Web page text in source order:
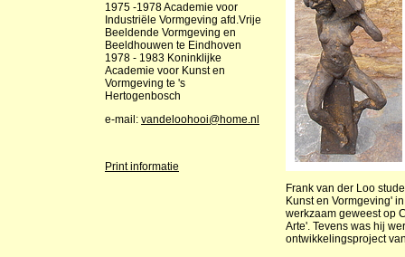
1975 -1978 Academie voor
Industriële Vormgeving afd.Vrije
Beeldende Vormgeving en
Beeldhouwen te Eindhoven
1978 - 1983 Koninklijke
Academie voor Kunst en
Vormgeving te 's
Hertogenbosch
e-mail: vandeloohooi@home.nl
Print informatie
Frank van der Loo
Kunst en Vormgeving'
werkzaam geweest op
Arte'. Tevens was hij
ontwikkelingsproject